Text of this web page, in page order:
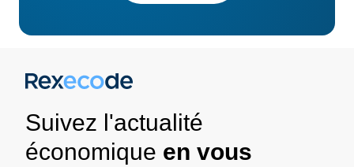
Suivez l'actualité
économique en vous